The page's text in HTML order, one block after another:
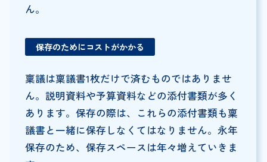
ん。
保存のためにコストがかかる
稟議は稟議書1枚だけで済むものではありませ
ん。説明資料や予算資料などの添付書類が多く
あります。保存の際は、これらの添付書類も稟
議書と一緒に保存しなくてはなりません。永年
保存のため、保存スペースは年々増えていきま